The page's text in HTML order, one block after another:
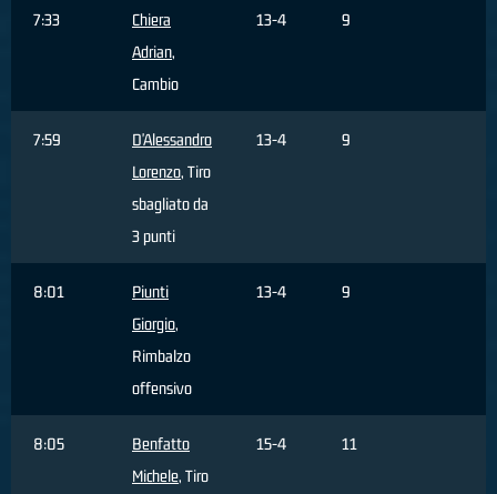
7:33
Chiera
Adrian,
Cambio
13-4 9
7:59
D'Alessandro
Lorenzo, Tiro
sbagliato da
3 punti
13-4 9
8:01
Piunti
Giorgio,
Rimbalzo
offensivo
13-4 9
8:05
Benfatto
Michele, Tiro
15-4 11